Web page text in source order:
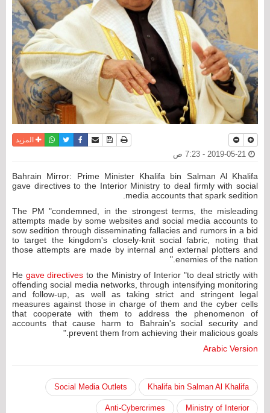
نسخة للطباعة
حفظ الموضوع
أرسل الى صديق
فيسبوكتويترواتسابالمزيد
Bahrain Mirror: Prime Minister Khalifa bin Salman Al Khalifa
gave directives to the Interior Ministry to deal firmly with social
media accounts that spark sedition.
The PM "condemned, in the strongest terms, the misleading
attempts made by some websites and social media accounts to
sow sedition through disseminating fallacies and rumors in a bid
to target the kingdom's closely-knit social fabric, noting that
those attempts are made by internal and external plotters and
enemies of the nation."
He gave directives to the Ministry of Interior "to deal strictly with
offending social media networks, through intensifying monitoring
and follow-up, as well as taking strict and stringent legal
measures against those in charge of them and the cyber cells
that cooperate with them to address the phenomenon of
accounts that cause harm to Bahrain's social security and
prevent them from achieving their malicious goals."
Arabic Version
Khalifa bin Salman Al Khalifa
Social Media Outlets
Ministry of Interior
Anti-Cybercrimes